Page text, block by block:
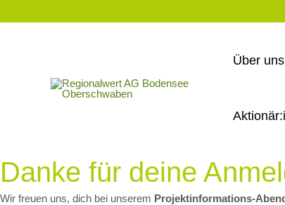
Über uns
Danke für deine
Wir freuen uns, dich bei unserem Projektinformations-